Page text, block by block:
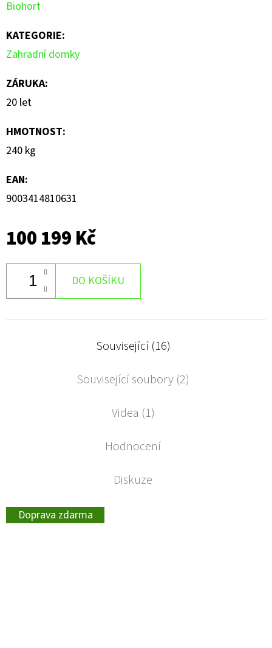
Biohort
KATEGORIE:
Zahradní domky
ZÁRUKA:
20 let
HMOTNOST:
240 kg
EAN:
9003414810631
100 199 Kč
DO KOŠÍKU
Související (16)
Související soubory (2)
Videa (1)
Hodnocení
Diskuze
Doprava zdarma